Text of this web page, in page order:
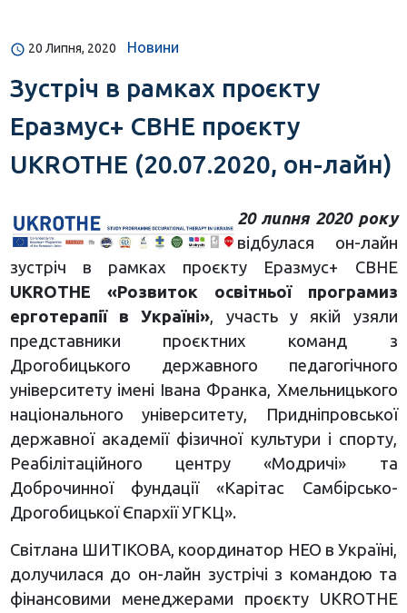
20 Липня, 2020 Новини
Зустріч в рамках проєкту
Еразмус+ CBHE проєкту
UKROTHE (20.07.2020, он-лайн)
20 липня 2020 року
відбулася он-лайн
зустріч в рамках проєкту Еразмус+ CBHE
UKROTHE «Розвиток освітньої програмиз
ерготерапії в Україні», участь у якій узяли
представники проєктних команд з
Дрогобицького державного педагогічного
університету імені Івана Франка, Хмельницького
національного університету, Придніпровської
державної академії фізичної культури і спорту,
Реабілітаційного центру «Модричі» та
Доброчинної фундації «Карітас Самбірсько-
Дрогобицької Єпархії УГКЦ».
Світлана ШИТІКОВА, координатор НЕО в Україні,
долучилася до он-лайн зустрічі з командою та
фінансовими менеджерами проєкту UKROTHE